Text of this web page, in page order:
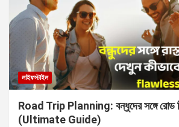
লাইফস্টাইল
Road Trip Planning: বন্ধুদের সঙ্গে রোড
(Ultimate Guide)